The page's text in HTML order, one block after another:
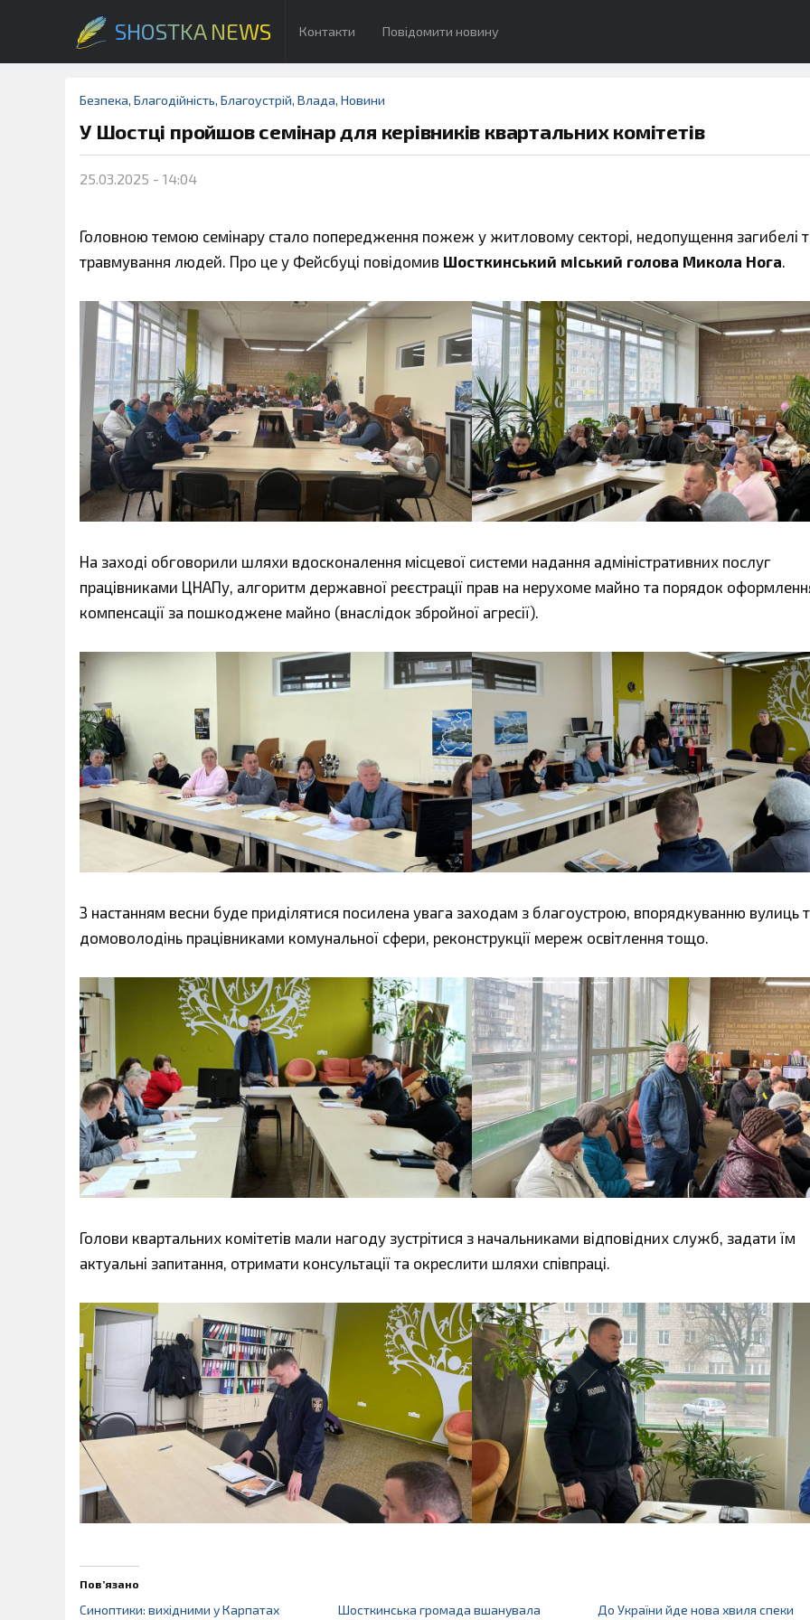
SHOSTKA NEWS Контакти Повідомити новину
Безпека, Благодійність, Благоустрій, Влада, Новини
У Шостці пройшов семінар для керівників квартальних комітетів
25.03.2025 - 14:04
Головною темою семінару стало попередження пожеж у житловому секторі, недопущення загибелі
травмування людей. Про це у Фейсбуці повідомив Шосткинський міський голова Микола Нога.
На заході обговорили шляхи вдосконалення місцевої системи надання адміністративних послуг
працівниками ЦНАПу, алгоритм державної реєстрації прав на нерухоме майно та порядок
компенсації за пошкоджене майно (внаслідок збройної агресії).
З настанням весни буде приділятися посилена увага заходам з благоустрою, впорядкуванню вулиць
домоволодінь працівниками комунальної сфери, реконструкції мереж освітлення тощо.
Голови квартальних комітетів мали нагоду зустрітися з начальниками відповідних служб, задати їм
актуальні запитання, отримати консультації та окреслити шляхи співпраці.
Пов’язано
Синоптики: вихідними у Карпатах Шосткинська громада вшанувала До України йде нова хвиля спеки